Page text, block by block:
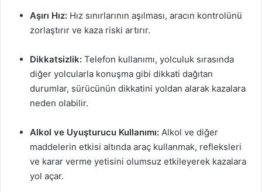
Aşırı Hız: Hız sınırlarının aşılması, aracın kontrolünü
zorlaştırır ve kaza riski artırır.
Dikkatsizlik: Telefon kullanımı, yolculuk sırasında
diğer yolcularla konuşma gibi dikkati dağıtan
durumlar, sürücünün dikkatini yoldan alarak kazalara
neden olabilir.
Alkol ve Uyuşturucu Kullanımı: Alkol ve diğer
maddelerin etkisi altında araç kullanmak, refleksleri
ve karar verme yetisini olumsuz etkileyerek kazalara
yol açar.